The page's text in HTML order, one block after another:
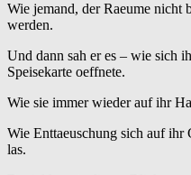
Wie jemand, der Raeume nicht
werden.
Und dann sah er es – wie sich
Speisekarte oeffnete.
Wie sie immer wieder auf ihr
Wie Enttaeuschung sich auf ihr
las.